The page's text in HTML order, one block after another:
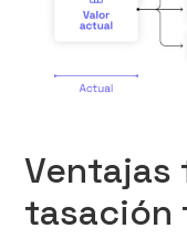
Ventajas
tasación